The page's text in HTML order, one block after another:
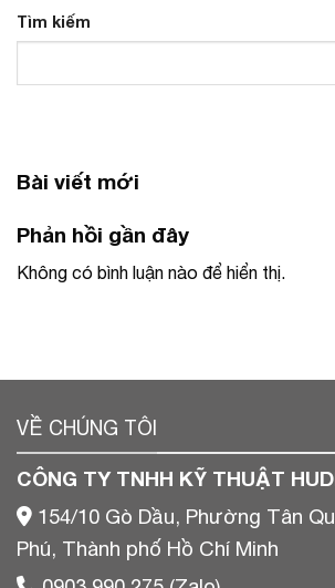
Tìm kiếm
Bài viết mới
Phản hồi gần đây
Không có bình luận nào để hiển thị.
VỀ CHÚNG TÔI
CÔNG TY TNHH KỸ THUẬT
154/10 Gò Dầu, Phường Tân
Phú, Thành phố Hồ Chí Minh